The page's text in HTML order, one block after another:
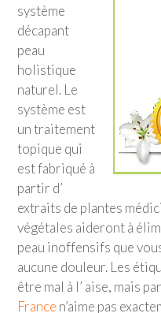
système
décapant
peau
holistique
naturel. Le
système est
un traitement
topique qui
est fabriqué à
partir d’
extraits de plantes
végétales aideront à
peau inoffensifs que
aucune douleur. Les
être mal à l’ aise, mais
France n’aime pas